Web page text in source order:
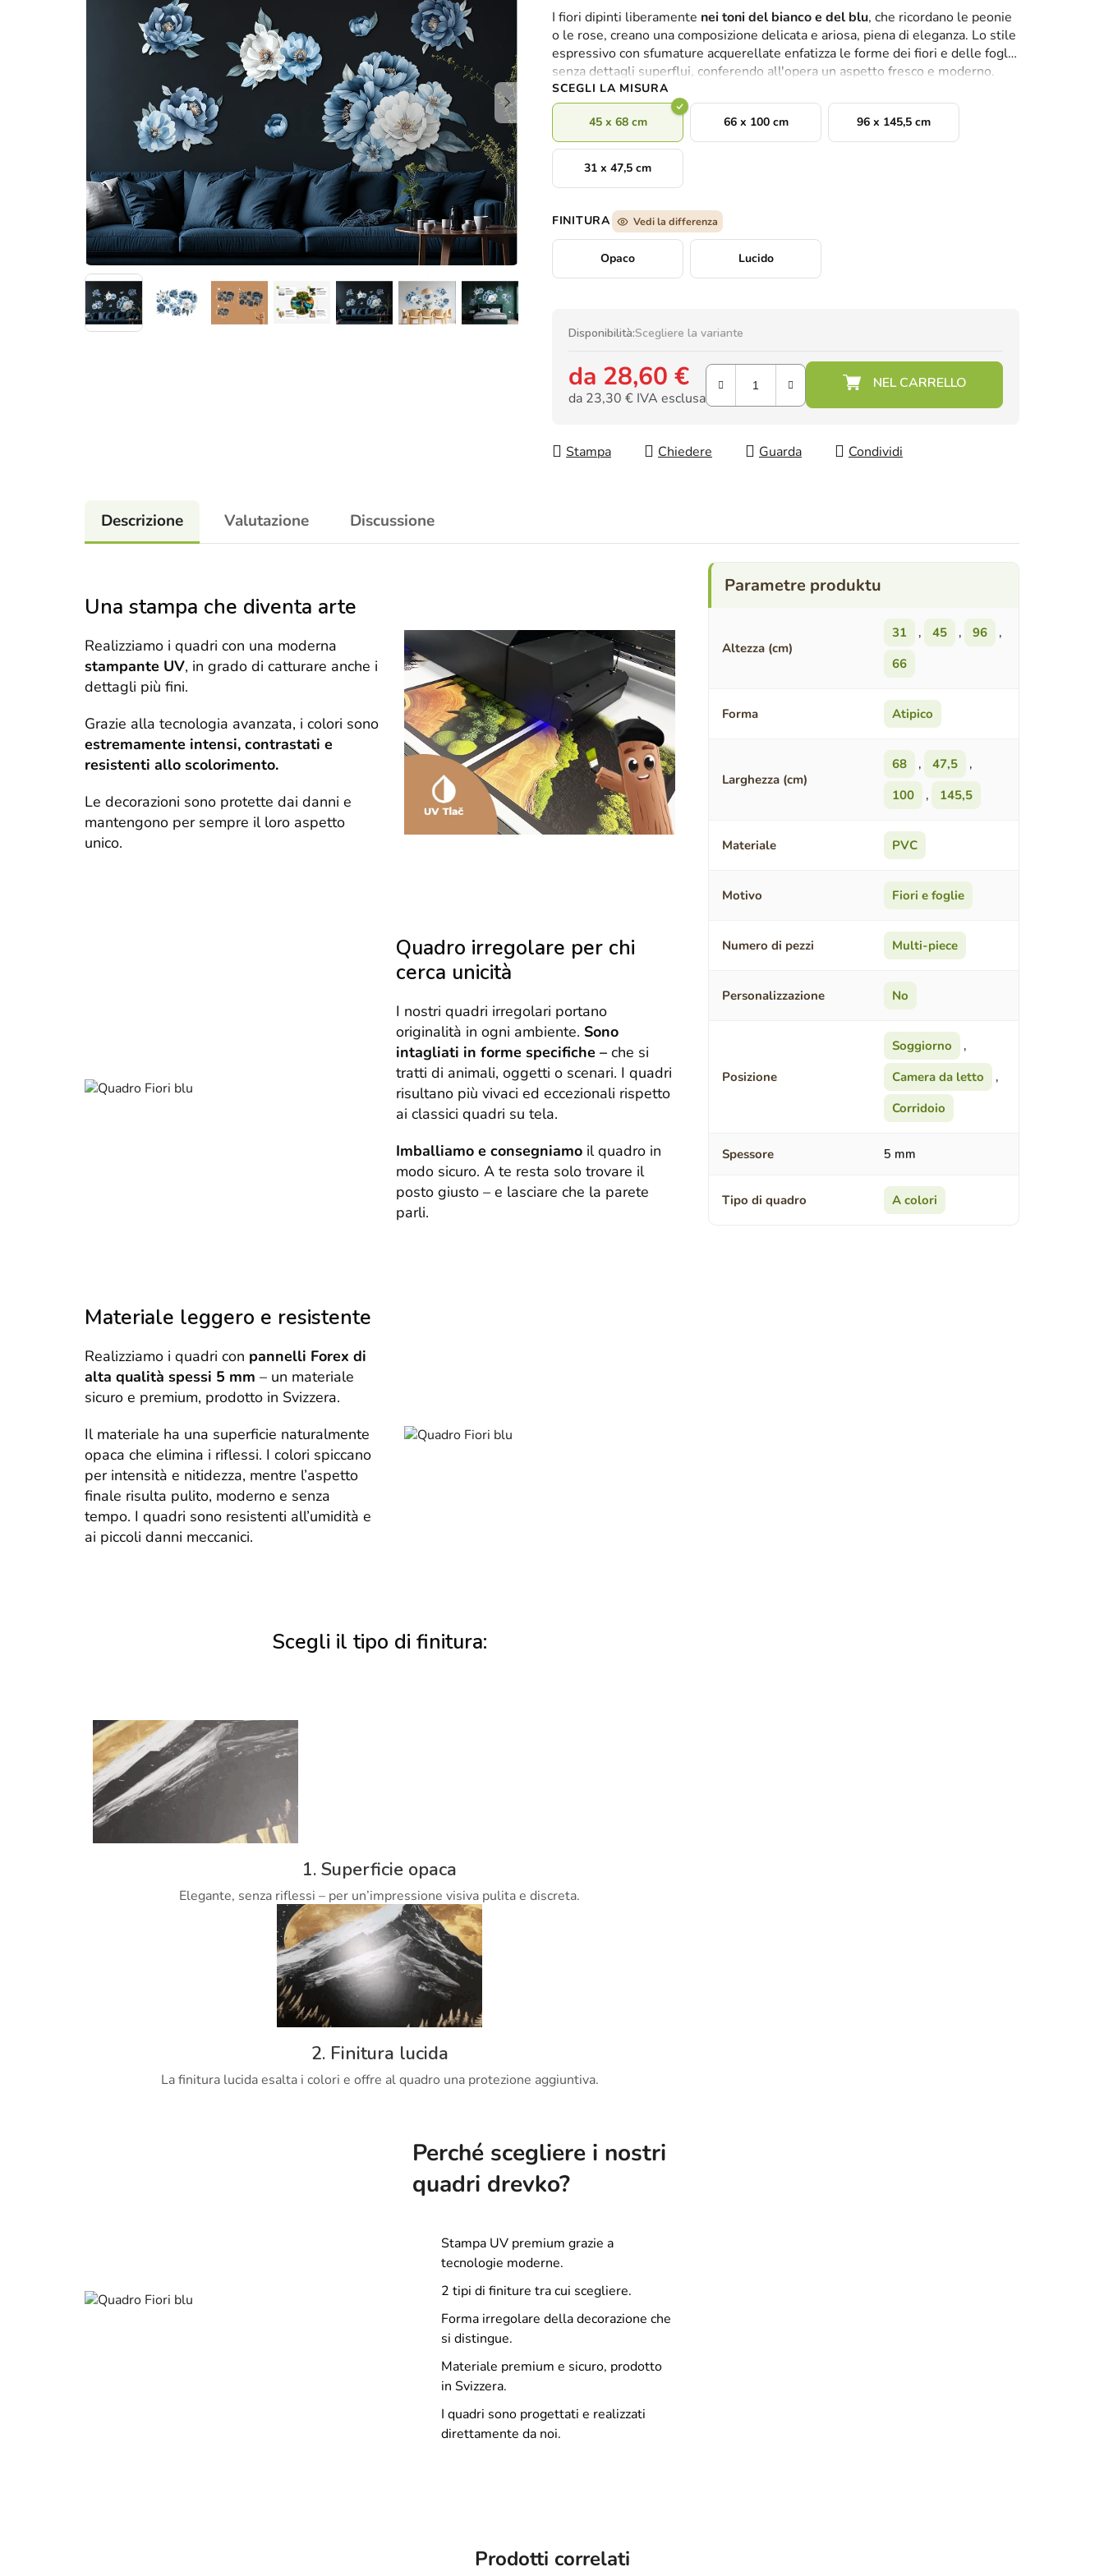
media
del
prodotto
è
0,0
su
stelle.
I fiori dipinti liberamente nei toni del bianco e del blu, che ricordano le peonie
o le rose, creano una composizione delicata e ariosa, piena di eleganza. Lo stile
espressivo con sfumature acquerellate enfatizza le forme dei fiori e delle foglie
senza dettagli superflui, conferendo all'opera un aspetto fresco e moderno.
SCEGLI LA MISURA
45 x 68 cm 66 x 100 cm 96 x 145,5 cm
31 x 47,5 cm
FINITURA Vedi la differenza
Opaco Lucido
Disponibilità:Scegliere la variante
da 28,60 €
da 23,30 € IVA esclusa
Stampa
Chiedere Guarda Condividi
Descrizione Valutazione Discussione
Una stampa che diventa arte
Realizziamo i quadri con una moderna
stampante UV, in grado di catturare anche i
dettagli più fini.
Grazie alla tecnologia avanzata, i colori sono
estremamente intensi, contrastati e
resistenti allo scolorimento.
Le decorazioni sono protette dai danni e
mantengono per sempre il loro aspetto
unico.
Quadro irregolare per chi
cerca unicità
I nostri quadri irregolari portano
originalità in ogni ambiente. Sono
intagliati in forme specifiche – che si
tratti di animali, oggetti o scenari. I quadri
risultano più vivaci ed eccezionali rispetto
ai classici quadri su tela.
Imballiamo e consegniamo il quadro in
modo sicuro. A te resta solo trovare il
posto giusto – e lasciare che la parete
parli.
Materiale leggero e resistente
Realizziamo i quadri con pannelli Forex di
alta qualità spessi 5 mm – un materiale
sicuro e premium, prodotto in Svizzera.
Il materiale ha una superficie naturalmente
opaca che elimina i riflessi. I colori spiccano
per intensità e nitidezza, mentre l’aspetto
finale risulta pulito, moderno e senza
tempo. I quadri sono resistenti all’umidità e
ai piccoli danni meccanici.
Scegli il tipo di finitura:
1. Superficie opaca
Elegante, senza riflessi – per un’impressione visiva pulita e discreta.
2. Finitura lucida
La finitura lucida esalta i colori e offre al quadro una protezione aggiuntiva.
Perché scegliere i nostri
quadri drevko?
Stampa UV premium grazie a
tecnologie moderne.
2 tipi di finiture tra cui scegliere.
Forma irregolare della decorazione che
si distingue.
Materiale premium e sicuro, prodotto
in Svizzera.
I quadri sono progettati e realizzati
direttamente da noi.
Altezza (cm)
31 , 45 , 96
,
66
Forma Atipico
Larghezza (cm)
68 , 47,5
,
100
, 145,5
Materiale PVC
Motivo Fiori e foglie
Numero di pezzi Multi-piece
Personalizzazione No
Posizione
Soggiorno
,
Camera da letto
,
Corridoio
Spessore 5 mm
Tipo di quadro A colori
Prodotti correlati